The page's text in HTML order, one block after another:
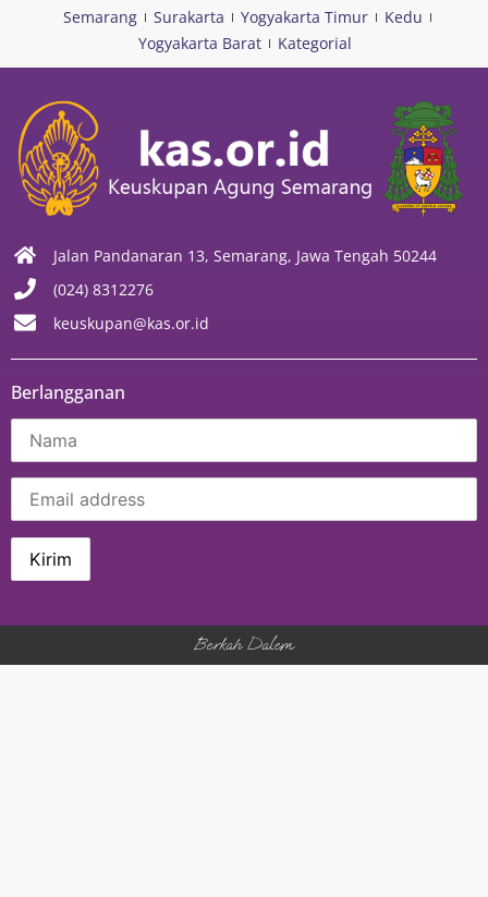
Semarang Surakarta Yogyakarta Timur
Kedu
Yogyakarta Barat
Kategorial
Jalan Pandanaran 13, Semarang, Jawa Tengah 50244
(024) 8312276
keuskupan@kas.or.id
Berlangganan
Berkah Dalem